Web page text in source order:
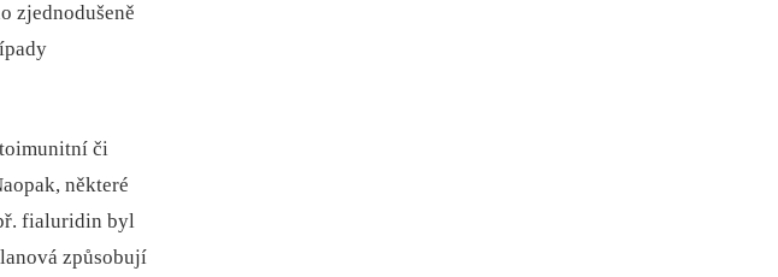
zjednodušeně
či
některé
fialuridin byl
způsobují